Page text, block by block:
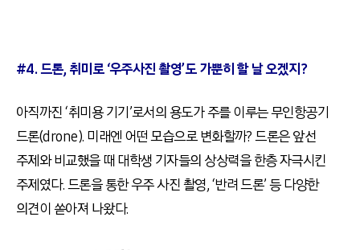
#4. 드론, 취미로 ‘우주사진 촬영’도 가뿐히 할 날 오겠지?
아직까진 ‘취미용 기기’로서의 용도가 주를 이루는 무인항공기
드론(drone). 미래엔 어떤 모습으로 변화할까? 드론은 앞선
주제와 비교했을 때 대학생 기자들의 상상력을 한층 자극시킨
주제였다. 드론을 통한 우주 사진 촬영, ‘반려 드론’ 등 다양한
의견이 쏟아져 나왔다.